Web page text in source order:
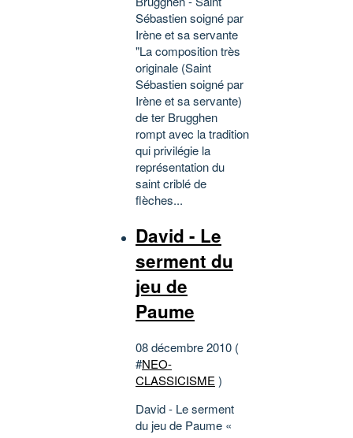
Sébastien soigné par
Irène et sa servante
"La composition très
originale (Saint
Sébastien soigné par
Irène et sa servante)
de ter Brugghen
rompt avec la tradition
qui privilégie la
représentation du
saint criblé de
flèches...
David - Le
serment du
jeu de
Paume
08 décembre 2010 (
#NEO-
CLASSICISME )
David - Le serment
du jeu de Paume «